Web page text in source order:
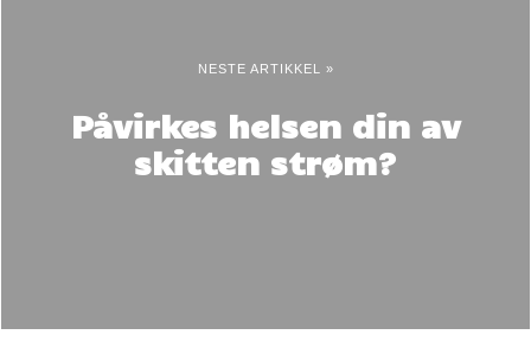
NESTE ARTIKKEL »
Påvirkes helsen din av
skitten strøm?